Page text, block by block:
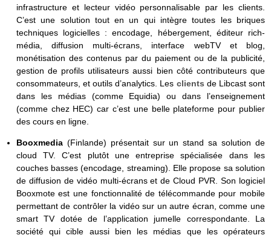
infrastructure et lecteur vidéo personnalisable par les clients.
C’est une solution tout en un qui intègre toutes les briques
techniques logicielles : encodage, hébergement, éditeur rich-
média, diffusion multi-écrans, interface webTV et blog,
monétisation des contenus par du paiement ou de la publicité,
gestion de profils utilisateurs aussi bien côté contributeurs que
consommateurs, et outils d’analytics. Les clients de Libcast sont
dans les médias (comme Equidia) ou dans l’enseignement
(comme chez HEC) car c’est une belle plateforme pour publier
des cours en ligne.
Booxmedia (Finlande) présentait sur un stand sa solution de
cloud TV. C’est plutôt une entreprise spécialisée dans les
couches basses (encodage, streaming). Elle propose sa solution
de diffusion de vidéo multi-écrans et de Cloud PVR. Son logiciel
Booxmote est une fonctionnalité de télécommande pour mobile
permettant de contrôler la vidéo sur un autre écran, comme une
smart TV dotée de l’application jumelle correspondante. La
société qui cible aussi bien les médias que les opérateurs